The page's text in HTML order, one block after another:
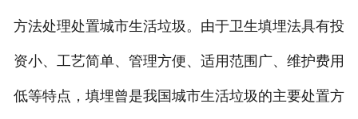
方法处理处置城市生活垃圾。由于卫生填埋法具有投
资小、工艺简单、管理方便、适用范围广、维护费用
低等特点，填埋曾是我国城市生活垃圾的主要处置方